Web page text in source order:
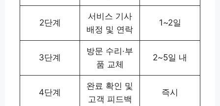
2단계
서비스 기사
배정 및 연락
1~2일
3단계
방문 수리·부
품 교체
2~5일 내
4단계
완료 확인 및
고객 피드백
즉시